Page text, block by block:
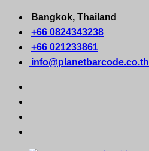
Skip
content
Bangkok, Thailand
+66 0824343238
+66 021233861
info@planetbarcode.co.th